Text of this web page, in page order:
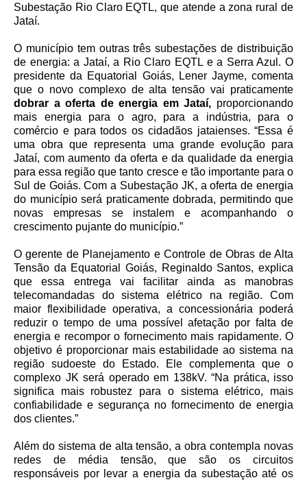
Subestação Rio Claro EQTL, que atende a zona rural de
Jataí.
O município tem outras três subestações de distribuição
de energia: a Jataí, a Rio Claro EQTL e a Serra Azul. O
presidente da Equatorial Goiás, Lener Jayme, comenta
que o novo complexo de alta tensão vai praticamente
dobrar a oferta de energia em Jataí, proporcionando
mais energia para o agro, para a indústria, para o
comércio e para todos os cidadãos jataienses. “Essa é
uma obra que representa uma grande evolução para
Jataí, com aumento da oferta e da qualidade da energia
para essa região que tanto cresce e tão importante para o
Sul de Goiás. Com a Subestação JK, a oferta de energia
do município será praticamente dobrada, permitindo que
novas empresas se instalem e acompanhando o
crescimento pujante do município.”
O gerente de Planejamento e Controle de Obras de Alta
Tensão da Equatorial Goiás, Reginaldo Santos, explica
que essa entrega vai facilitar ainda as manobras
telecomandadas do sistema elétrico na região. Com
maior flexibilidade operativa, a concessionária poderá
reduzir o tempo de uma possível afetação por falta de
energia e recompor o fornecimento mais rapidamente. O
objetivo é proporcionar mais estabilidade ao sistema na
região sudoeste do Estado. Ele complementa que o
complexo JK será operado em 138kV. “Na prática, isso
significa mais robustez para o sistema elétrico, mais
confiabilidade e segurança no fornecimento de energia
dos clientes.”
Além do sistema de alta tensão, a obra contempla novas
redes de média tensão, que são os circuitos
responsáveis por levar a energia da subestação até os